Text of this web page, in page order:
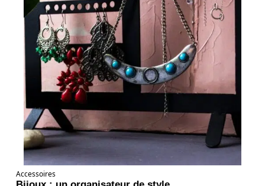
Accessoires